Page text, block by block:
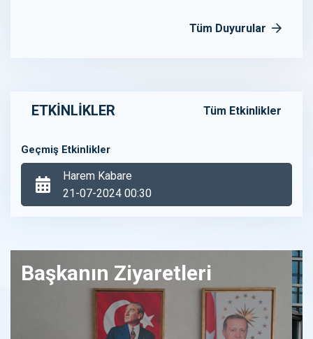
Tüm Duyurular
ETKİNLİKLER Tüm Etkinlikler
Geçmiş Etkinlikler
Harem Kabare
21-07-2024 00:30
Başkanın Ziyaretleri